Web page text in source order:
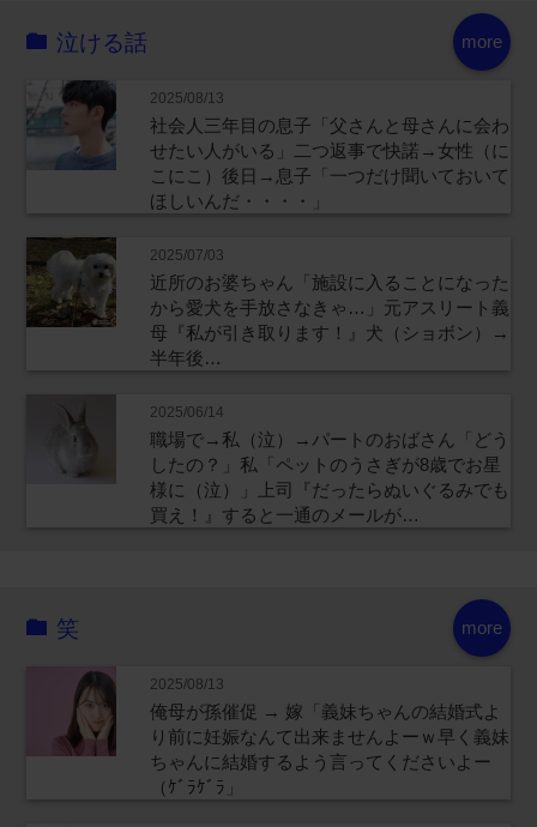
more
泣ける話
2025/08/13
社会人三年目の息子「父さんと母さんに会わ
せたい人がいる」二つ返事で快諾→女性（に
こにこ）後日→息子「一つだけ聞いておいて
ほしいんだ・・・・」
2025/07/03
近所のお婆ちゃん「施設に入ることになった
から愛犬を手放さなきゃ…」元アスリート義
母『私が引き取ります！』犬（ショボン）→
半年後…
2025/06/14
職場で→私（泣）→パートのおばさん「どう
したの？」私「ペットのうさぎが8歳でお星
様に（泣）」上司『だったらぬいぐるみでも
買え！』すると一通のメールが…
more
笑
2025/08/13
俺母が孫催促 → 嫁「義妹ちゃんの結婚式よ
り前に妊娠なんて出来ませんよーｗ早く義妹
ちゃんに結婚するよう言ってくださいよー
（ｹﾞﾗｹﾞﾗ」